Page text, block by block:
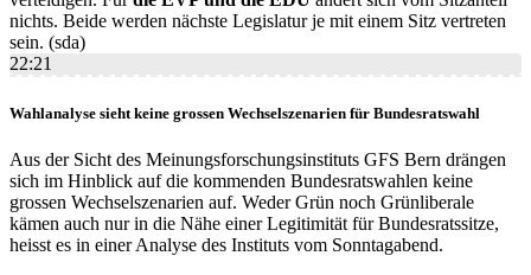
nichts. Beide werden nächste Legislatur je mit einem Sitz vertreten
sein. (sda)
22:21
Wahlanalyse sieht keine grossen Wechselszenarien für Bundesratswahl
Aus der Sicht des Meinungsforschungsinstituts GFS Bern drängen
sich im Hinblick auf die kommenden Bundesratswahlen keine
grossen Wechselszenarien auf. Weder Grün noch Grünliberale
kämen auch nur in die Nähe einer Legitimität für Bundesratssitze,
heisst es in einer Analyse des Instituts vom Sonntagabend.